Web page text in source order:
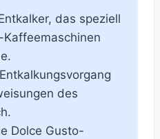
das speziell
des
Dolce Gusto-